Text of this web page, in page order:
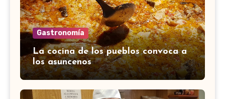
Gastronomía
La cocina de los pueblos convoca a
los asuncenos